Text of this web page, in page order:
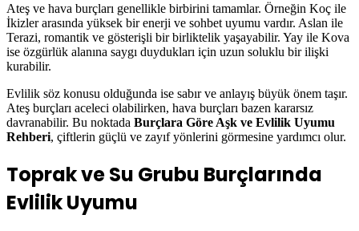
Ateş ve hava burçları genellikle birbirini tamamlar. Örneğin Koç ile
İkizler arasında yüksek bir enerji ve sohbet uyumu vardır. Aslan ile
Terazi, romantik ve gösterişli bir birliktelik yaşayabilir. Yay ile Kova
ise özgürlük alanına saygı duydukları için uzun soluklu bir ilişki
kurabilir.
Evlilik söz konusu olduğunda ise sabır ve anlayış büyük önem taşır.
Ateş burçları aceleci olabilirken, hava burçları bazen kararsız
davranabilir. Bu noktada Burçlara Göre Aşk ve Evlilik Uyumu
Rehberi, çiftlerin güçlü ve zayıf yönlerini görmesine yardımcı olur.
Toprak ve Su Grubu Burçlarında
Evlilik Uyumu